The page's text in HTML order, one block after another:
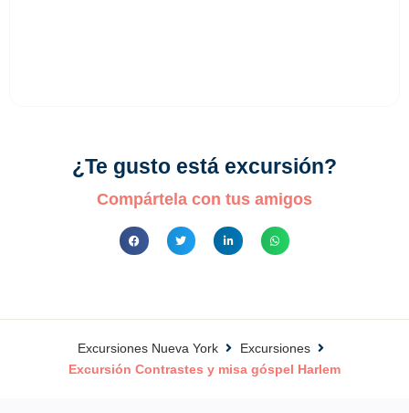
Cataratas del
Niágara
¿Te gusto está excursión?
Compártela con tus amigos
Excursiones Nueva York
Excursiones
Excursión Contrastes y misa góspel Harlem